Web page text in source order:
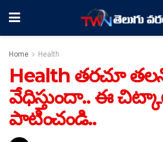
Home Health
Health తరచూ
వేధిస్తుందా.. ఈ
పాటించండి..